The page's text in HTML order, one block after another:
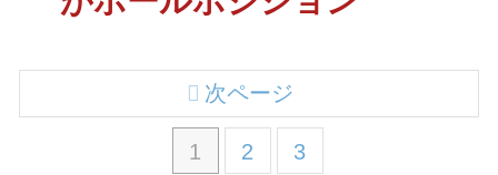
1 2 3
次ページ